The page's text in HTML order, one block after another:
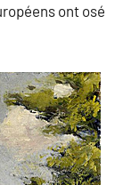
ont osé